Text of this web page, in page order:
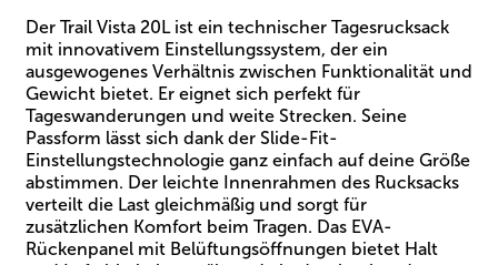
Der Trail Vista 20L ist ein technischer Tagesrucksack
mit innovativem Einstellungssystem, der ein
ausgewogenes Verhältnis zwischen Funktionalität und
Gewicht bietet. Er eignet sich perfekt für
Tageswanderungen und weite Strecken. Seine
Passform lässt sich dank der Slide-Fit-
Einstellungstechnologie ganz einfach auf deine Größe
abstimmen. Der leichte Innenrahmen des Rucksacks
verteilt die Last gleichmäßig und sorgt für
zusätzlichen Komfort beim Tragen. Das EVA-
Rückenpanel mit Belüftungsöffnungen bietet Halt